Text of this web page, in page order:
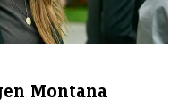
Montana